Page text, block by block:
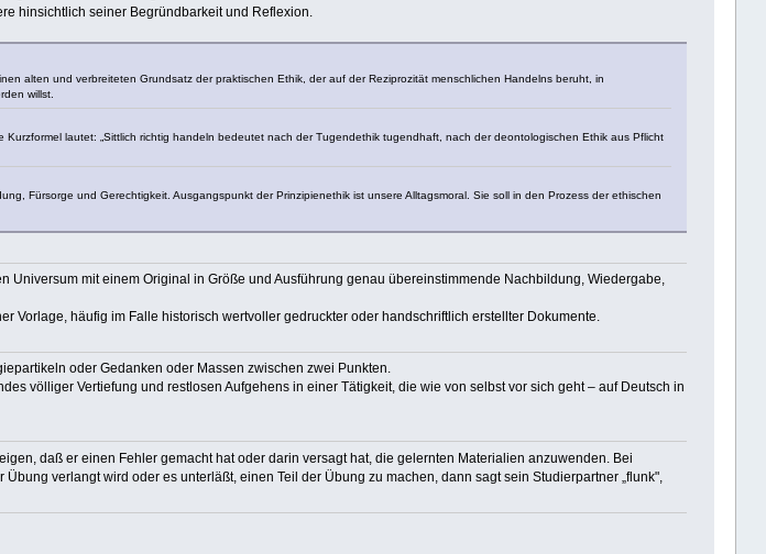
hinsichtlich seiner Begründbarkeit und Reflexion.
alten und verbreiteten Grundsatz der praktischen Ethik, der auf der Reziprozität menschlichen Handelns beruht, in
willst.
lautet: „Sittlich richtig handeln bedeutet nach der Tugendethik tugendhaft, nach der deontologischen Ethik aus Pflicht
Fürsorge und Gerechtigkeit. Ausgangspunkt der Prinzipienethik ist unsere Alltagsmoral. Sie soll in den Prozess der ethischen
mit einem Original in Größe und Ausführung genau übereinstimmende Nachbildung, Wiedergabe,
Vorlage, häufig im Falle historisch wertvoller gedruckter oder handschriftlich erstellter Dokumente.
oder Gedanken oder Massen zwischen zwei Punkten.
völliger Vertiefung und restlosen Aufgehens in einer Tätigkeit, die wie von selbst vor sich geht – auf Deutsch in
daß er einen Fehler gemacht hat oder darin versagt hat, die gelernten Materialien anzuwenden. Bei
verlangt wird oder es unterläßt, einen Teil der Übung zu machen, dann sagt sein Studierpartner „flunk",